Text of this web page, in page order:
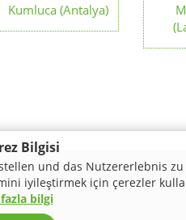
Bilgisi
und das Nutzererlebnis
iyileştirmek için çerezler
bilgi
Kumluca (Antalya)
saklıdır.